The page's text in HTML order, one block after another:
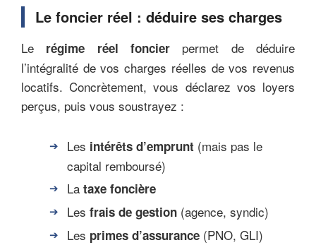
Le foncier réel : déduire ses charges
Le régime réel foncier permet de déduire
l’intégralité de vos charges réelles de vos revenus
locatifs. Concrètement, vous déclarez vos loyers
perçus, puis vous soustrayez :
Les intérêts d’emprunt (mais pas le
capital remboursé)
La taxe foncière
Les frais de gestion (agence, syndic)
Les primes d’assurance (PNO, GLI)